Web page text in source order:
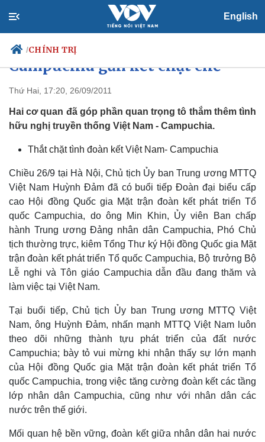
English
/CHÍNH TRỊ
Chính trị
Đảng
Quốc hội
Xã hội
Tin 24h
Giáo dục
Việc làm
Biển đảo
Mặt trận hai nước Việt Nam –
Campuchia gắn kết chặt chẽ
Thứ Hai, 17:20, 26/09/2011
Hai cơ quan đã góp phần quan trọng tô thắm thêm tình
hữu nghị truyền thống Việt Nam - Campuchia.
Thắt chặt tình đoàn kết Việt Nam- Campuchia
Chiều 26/9 tại Hà Nội, Chủ tịch Ủy ban Trung ương MTTQ
Việt Nam Huỳnh Đảm đã có buổi tiếp Đoàn đại biểu cấp
cao Hội đồng Quốc gia Mặt trận đoàn kết phát triển Tổ
quốc Campuchia, do ông Min Khin, Ủy viên Ban chấp
hành Trung ương Đảng nhân dân Campuchia, Phó Chủ
tịch thường trực, kiêm Tổng Thư ký Hội đồng Quốc gia Mặt
trận đoàn kết phát triển Tổ quốc Campuchia, Bộ trưởng Bộ
Lễ nghi và Tôn giáo Campuchia dẫn đầu đang thăm và
làm việc tại Việt Nam.
Tại buổi tiếp, Chủ tịch Ủy ban Trung ương MTTQ Việt
Nam, ông Huỳnh Đảm, nhấn mạnh MTTQ Việt Nam luôn
theo dõi những thành tựu phát triển của đất nước
Campuchia; bày tỏ vui mừng khi nhận thấy sự lớn mạnh
của Hội đồng Quốc gia Mặt trận đoàn kết phát triển Tổ
quốc Campuchia, trong việc tăng cường đoàn kết các tầng
lớp nhân dân Campuchia, cũng như với nhân dân các
nước trên thế giới.
Mối quan hệ bền vững, đoàn kết giữa nhân dân hai nước